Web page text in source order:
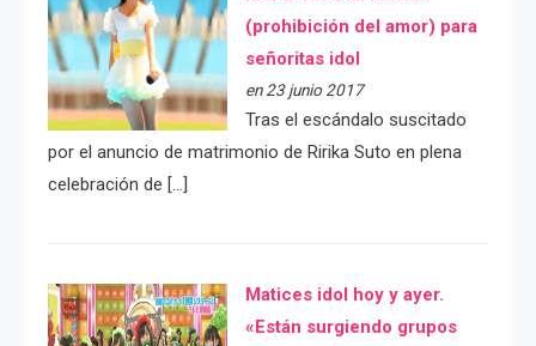
(prohibición del amor) para
señoritas idol
en 23 junio 2017
Tras el escándalo suscitado
por el anuncio de matrimonio de Ririka Suto en plena
celebración de […]
Matices idol hoy y ayer.
«Están surgiendo grupos